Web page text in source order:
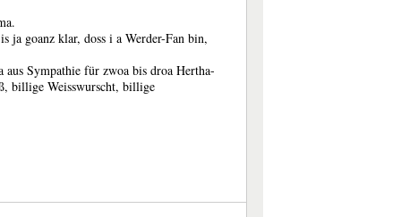
ja goanz klar, doss i a Werder-Fan bin,
Sympathie für zwoa bis droa Hertha-
billige Weisswurscht, billige